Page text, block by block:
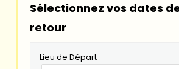
Sélectionnez vos dates
retour
Lieu de Départ